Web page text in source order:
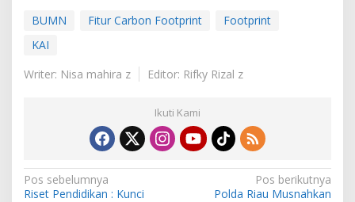
BUMN Fitur Carbon Footprint
Footprint
KAI
Writer: Nisa mahira z
Editor: Rifky Rizal z
Ikuti Kami
N
Pos sebelumnya
Riset Pendidikan : Kunci
Pos berikutnya
Polda Riau Musnahkan